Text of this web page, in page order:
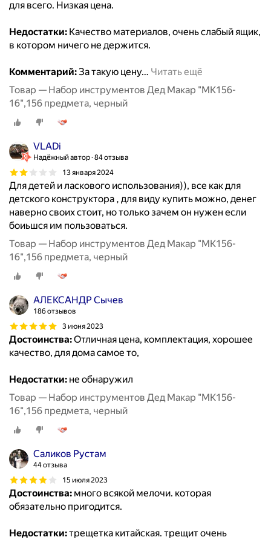
для всего. Низкая цена.
Недостатки: Качество материалов, очень слабый ящик,
в котором ничего не держится.
Комментарий:За такую цену… Читать ещё
Товар — Набор инструментов Дед Макар "МК156-
16",156 предмета, черный
VLADi
Надёжный автор 84 отзыва
13 января 2024
Для детей и ласкового использования)), все как для
детского конструктора , для виду купить можно, денег
наверно своих стоит, но только зачем он нужен если
боиьшся им пользоваться.
Товар — Набор инструментов Дед Макар "МК156-
16",156 предмета, черный
АЛЕКСАНДР Сычев
186 отзывов
3 июня 2023
Достоинства:Отличная цена, комплектация, хорошее
качество, для дома самое то,
Недостатки: не обнаружил
Товар — Набор инструментов Дед Макар "МК156-
16",156 предмета, черный
Саликов Рустам
44 отзыва
15 июля 2023
Достоинства: много всякой мелочи. которая
обязательно пригодится.
Недостатки:трещетка китайская. трещит очень